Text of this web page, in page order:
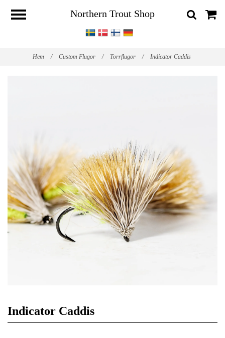
Northern Trout Shop
Hem / Custom Flugor / Torrflugor / Indicator Caddis
Indicator Caddis